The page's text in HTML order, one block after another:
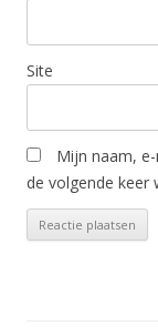
Site
Mijn naam,
de volgende keer